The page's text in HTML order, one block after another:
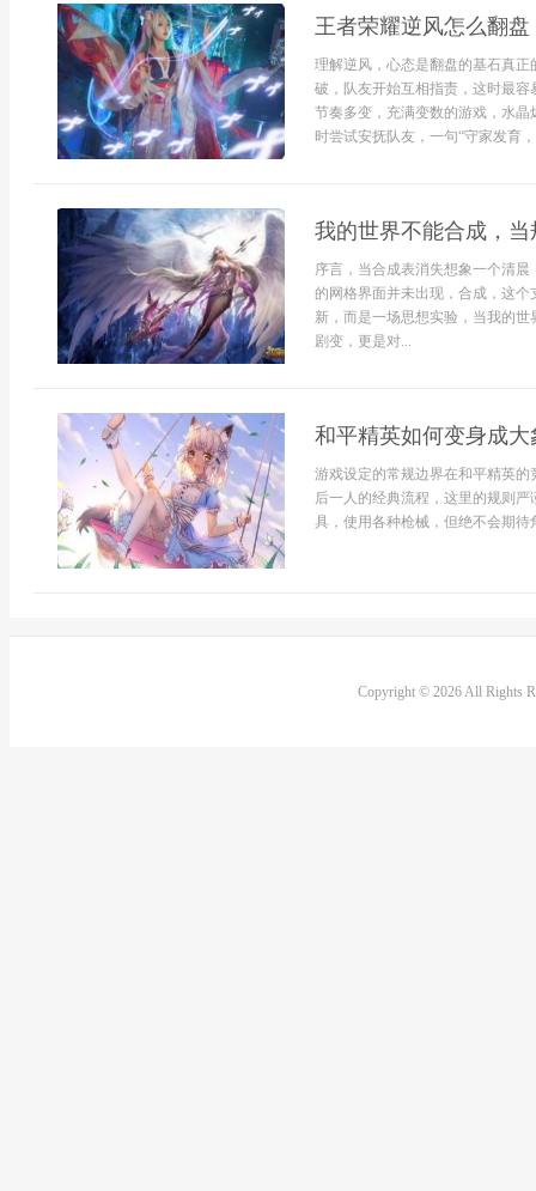
王者荣耀逆风怎么翻
理解逆风，心态是翻盘的基石真
破，队友开始互相指责，这时最
节奏多变，充满变数的游戏，水
时尝试安抚队友，一句“守家发育
我的世界不能合成，
序言，当合成表消失想象一个清
的网格界面并未出现，合成，这
新，而是一场思想实验，当我的
剧变，更是对...
和平精英如何变身成
游戏设定的常规边界在和平精英
后一人的经典流程，这里的规则
具，使用各种枪械，但绝不会期
Copyright © 2026 All Rights